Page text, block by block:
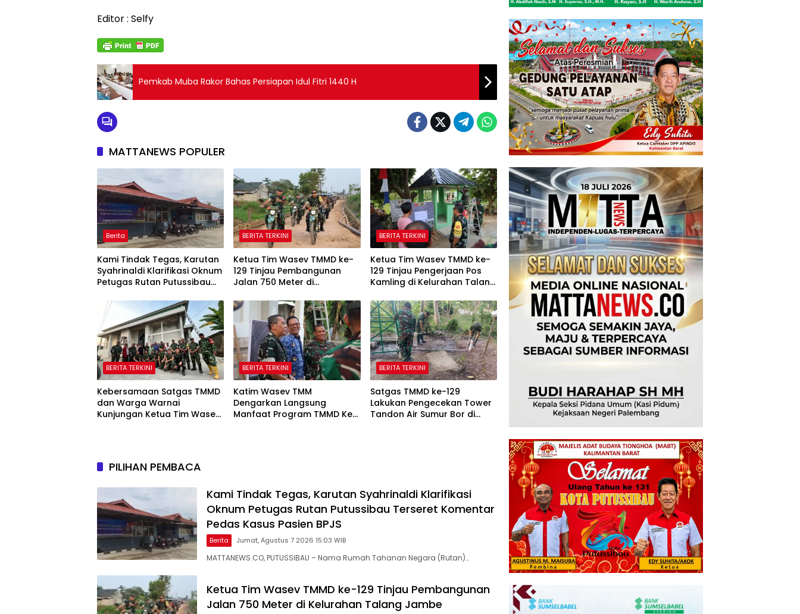
Editor : Selfy
Pemkab Muba Rakor Bahas Persiapan Idul Fitri 1440 H
MATTANEWS POPULER
Berita
Kami Tindak Tegas, Karutan
Syahrinaldi Klarifikasi Oknum
Petugas Rutan Putussibau
Kasus Pasien BPJS
BERITA TERKINI
Ketua Tim Wasev TMMD ke-
129 Tinjau Pembangunan
Jalan 750 Meter di
BERITA TERKINI
Ketua Tim Wasev TMMD ke-
129 Tinjau Pengerjaan Pos
Kamling di Kelurahan Talang
BERITA TERKINI
Kebersamaan Satgas TMMD
dan Warga Warnai
Kunjungan Ketua Tim Wasev
BERITA TERKINI
Katim Wasev TMM
Dengarkan Langsung
Manfaat Program TMMD Ke-
BERITA TERKINI
Satgas TMMD ke-129
Lakukan Pengecekan Tower
Tandon Air Sumur Bor di
PILIHAN PEMBACA
Kami Tindak Tegas, Karutan Syahrinaldi Klarifikasi
Oknum Petugas Rutan Putussibau Terseret Komentar
Pedas Kasus Pasien BPJS
Berita Jumat, Agustus 7 2026 15:03 WIB
MATTANEWS.CO, PUTUSSIBAU – Nama Rumah Tahanan Negara (Rutan)…
Ketua Tim Wasev TMMD ke-129 Tinjau Pembangunan
Jalan 750 Meter di Kelurahan Talang Jambe